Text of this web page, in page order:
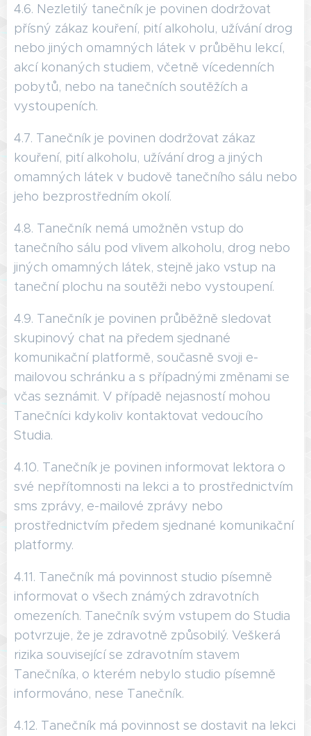
4.6. Nezletilý tanečník je povinen dodržovat
přísný zákaz kouření, pití alkoholu, užívání drog
nebo jiných omamných látek v průběhu lekcí,
akcí konaných studiem, včetně vícedenních
pobytů, nebo na tanečních soutěžích a
vystoupeních.
4.7. Tanečník je povinen dodržovat zákaz
kouření, pití alkoholu, užívání drog a jiných
omamných látek v budově tanečního sálu nebo
jeho bezprostředním okolí.
4.8. Tanečník nemá umožněn vstup do
tanečního sálu pod vlivem alkoholu, drog nebo
jiných omamných látek, stejně jako vstup na
taneční plochu na soutěži nebo vystoupení.
4.9. Tanečník je povinen průběžně sledovat
skupinový chat na předem sjednané
komunikační platformě, současně svoji e-
mailovou schránku a s případnými změnami se
včas seznámit. V případě nejasností mohou
Tanečníci kdykoliv kontaktovat vedoucího
Studia.
4.10. Tanečník je povinen informovat lektora o
své nepřítomnosti na lekci a to prostřednictvím
sms zprávy, e-mailové zprávy nebo
prostřednictvím předem sjednané komunikační
platformy.
4.11. Tanečník má povinnost studio písemně
informovat o všech známých zdravotních
omezeních. Tanečník svým vstupem do Studia
potvrzuje, že je zdravotně způsobilý. Veškerá
rizika související se zdravotním stavem
Tanečníka, o kterém nebylo studio písemně
informováno, nese Tanečník.
4.12. Tanečník má povinnost se dostavit na lekci